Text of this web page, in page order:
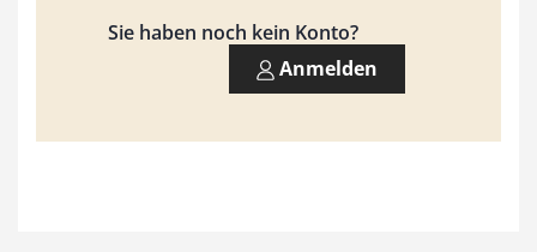
0
0
Sie haben noch kein Konto?
Anmelden